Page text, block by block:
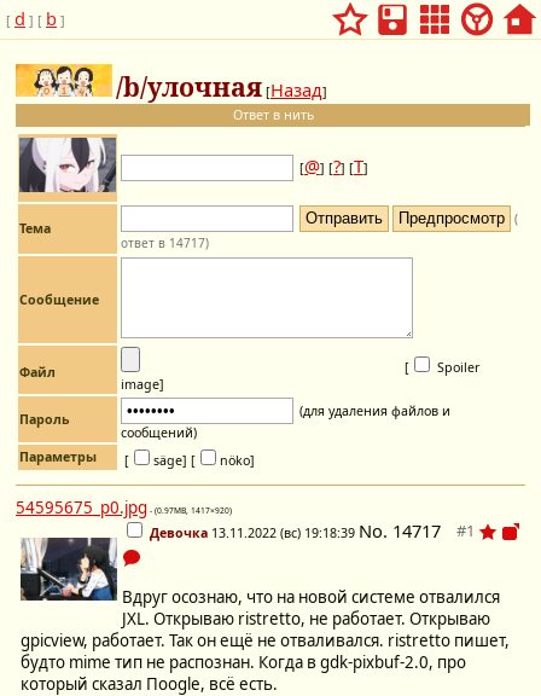
[ d ] [ b ]
/b/улочная [Назад]
Ответ в нить
[@] [?] [Т]
Тема
(
ответ в 14717)
Сообщение
Файл [
Spoiler
image]
Пароль
(для удаления файлов и
сообщений)
Параметры
[ säge] [ nöko]
54595675_p0.jpg - (0.97MB, 1417×920)
Девочка 13.11.2022 (вс) 19:18:39 No. 14717
Вдруг осознаю, что на новой системе отвалился
JXL. Открываю ristretto, не работает. Открываю
gpicview, работает. Так он ещё не отваливался. ristretto пишет,
будто mime тип не распознан. Когда в gdk-pixbuf-2.0, про
который сказал Пoogle, всё есть.